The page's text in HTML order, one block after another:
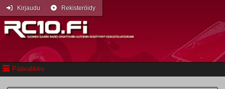
Päävalikko
Kirjaudu Rekisteröidy